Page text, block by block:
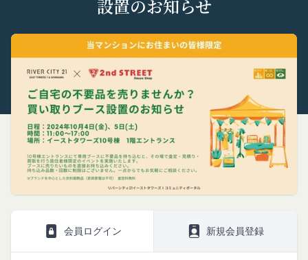
設置のお知らせ
会員ログイン 新規会員登録
プライバシーポリシー
株式会社GOYOH（以下「当社」といいます。）
するとともに、以下の方針に沿ってお客様からお預
かりした情報を取り扱い、正確性および機密性の保
利用規約
株式会社GOYOHが運営するコミュニティポータル
す。）を下記の通り定めます。
本サービスをご利用される方は、ご登録される前に
Amazonギフト券
Amazon.co.jpで使えるデジタル商品券です。
有効期限は発行から10年です。
ギフト券を適用する方法: